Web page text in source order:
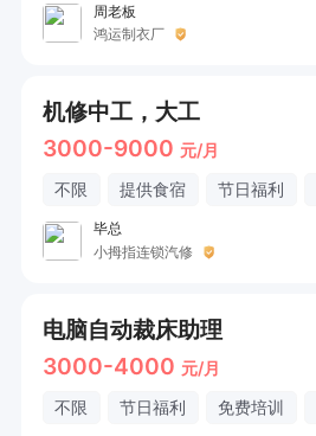
周老板
鸿运制衣厂
机修中工，大工
3000-9000 元/月
不限 提供食宿 节日福利
毕总
小拇指连锁汽修
电脑自动裁床助理
3000-4000 元/月
不限 节日福利 免费培训